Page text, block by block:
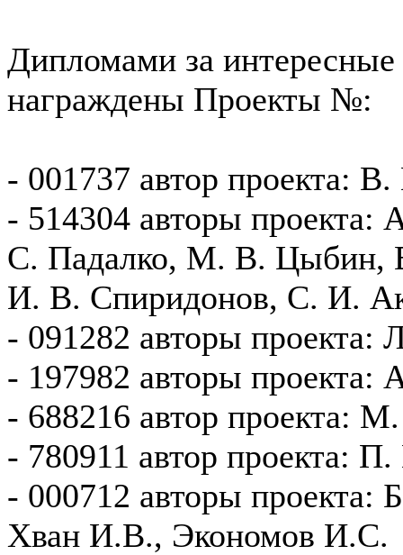
Дипломами за
награждены Проекты №:
- 001737 автор проекта:
- 514304 авторы
С. Падалко, М. В. Цыбин,
И. В. Спиридонов, С. И.
- 091282 авторы проекта:
- 197982 авторы
- 688216 автор проекта:
- 780911 автор проекта:
- 000712 авторы проекта:
Хван И.В., Экономов И.С.